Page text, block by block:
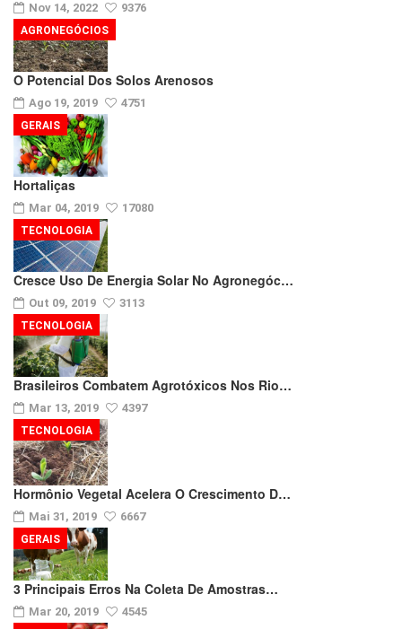
Nov 14, 2022 9376
O Potencial Dos Solos Arenosos
Ago 19, 2019 4751
AGRONEGÓCIOS
Hortaliças
Mar 04, 2019 17080
GERAIS
Cresce Uso De Energia Solar No Agronegóc…
Out 09, 2019 3113
TECNOLOGIA
Brasileiros Combatem Agrotóxicos Nos Rio…
Mar 13, 2019 4397
TECNOLOGIA
Hormônio Vegetal Acelera O Crescimento D…
Mai 31, 2019 6667
TECNOLOGIA
3 Principais Erros Na Coleta De Amostras…
Mar 20, 2019 4545
GERAIS